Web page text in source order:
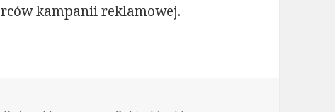
kampanii reklamowej.